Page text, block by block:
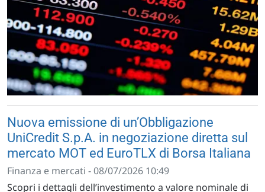
Nuova emissione di un’Obbligazione
UniCredit S.p.A. in negoziazione diretta sul
mercato MOT ed EuroTLX di Borsa Italiana
Finanza e mercati - 08/07/2026 10:49
Scopri i dettagli dell’investimento a valore nominale di